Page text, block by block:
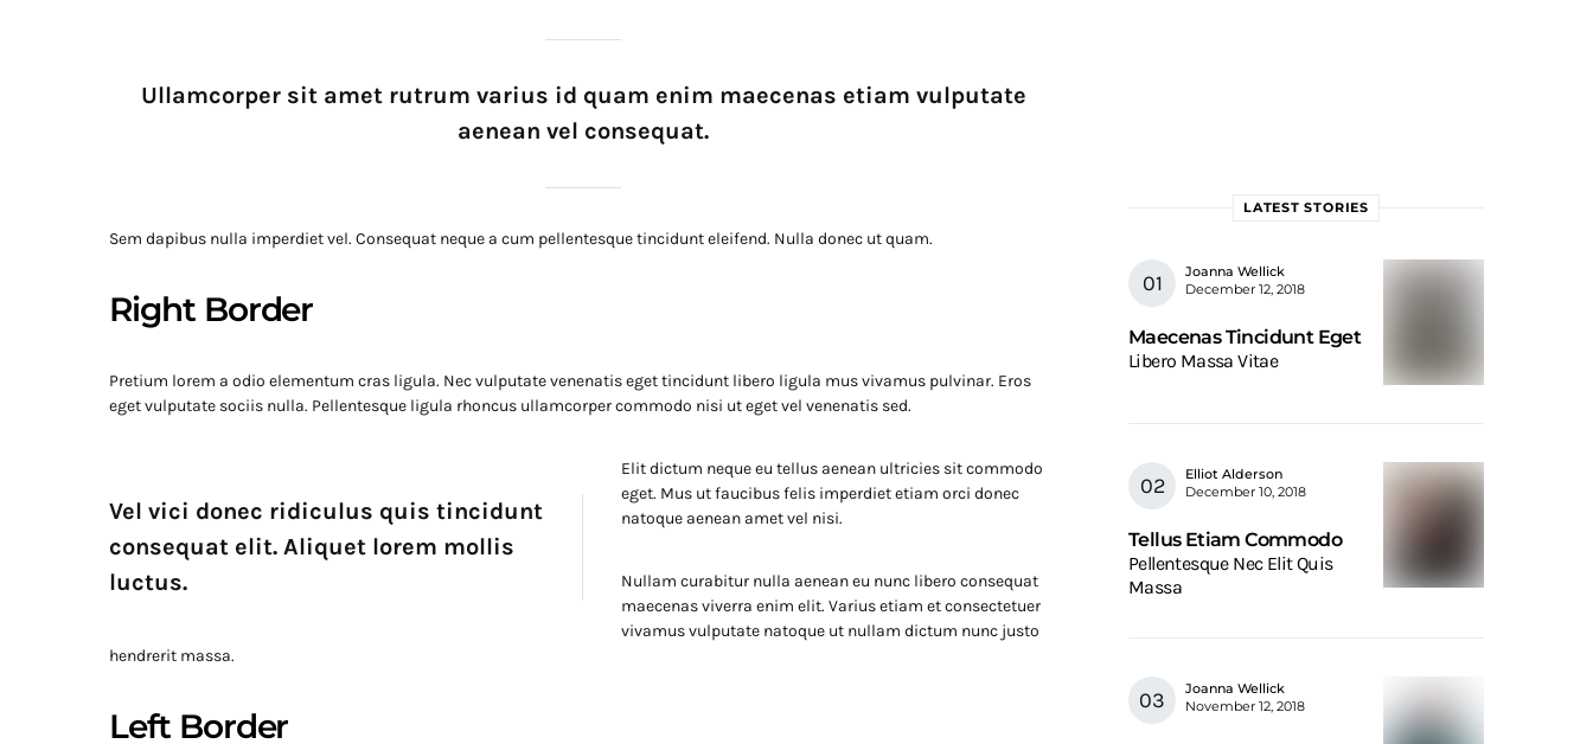
Ullamcorper sit amet rutrum varius id quam enim maecenas etiam vulputate
aenean vel consequat.
Sem dapibus nulla imperdiet vel. Consequat neque a cum pellentesque tincidunt eleifend. Nulla donec ut quam.
Right Border
Pretium lorem a odio elementum cras ligula. Nec vulputate venenatis eget tincidunt libero ligula mus vivamus pulvinar. Eros
eget vulputate sociis nulla. Pellentesque ligula rhoncus ullamcorper commodo nisi ut eget vel venenatis sed.
Vel vici donec ridiculus quis tincidunt
consequat elit. Aliquet lorem mollis
luctus.
Elit dictum neque eu tellus aenean ultricies sit commodo
eget. Mus ut faucibus felis imperdiet etiam orci donec
natoque aenean amet vel nisi.
Nullam curabitur nulla aenean eu nunc libero consequat
maecenas viverra enim elit. Varius etiam et consectetuer
vivamus vulputate natoque ut nullam dictum nunc justo
hendrerit massa.
Left Border
LATEST STORIES
Joanna Wellick
December 12, 2018
Maecenas Tincidunt Eget
Libero Massa Vitae
Elliot Alderson
December 10, 2018
Tellus Etiam Commodo
Pellentesque Nec Elit Quis
Massa
Joanna Wellick
November 12, 2018